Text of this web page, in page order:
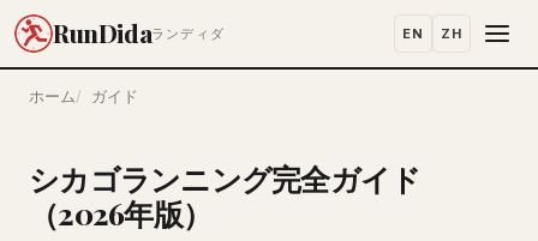
RunDidaランディダ EN ZH
ホーム ガイド
シカゴランニング完全ガイド
（2026年版）